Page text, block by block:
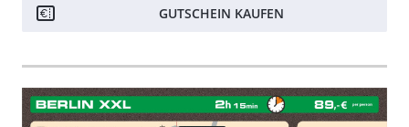
GUTSCHEIN KAUFEN